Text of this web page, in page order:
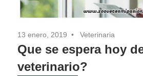
13 enero, 2019 Veterinaria
Que se espera hoy
veterinario?